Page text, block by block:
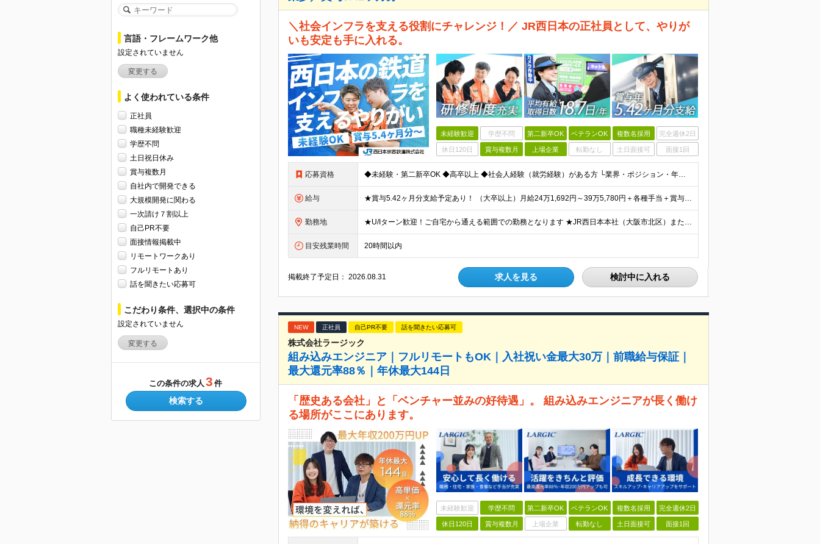
言語・フレームワーク他
設定されていません
変更する
よく使われている条件
正社員
職種未経験歓迎
学歴不問
土日祝日休み
賞与複数月
自社内で開発できる
大規模開発に関わる
一次請け７割以上
自己PR不要
面接情報掲載中
リモートワークあり
フルリモートあり
話を聞きたい応募可
こだわり条件、選択中の条件
設定されていません
変更する
この条件の求人 3 件
検索する
＼社会インフラを支える役割にチャレンジ！／ JR西日本の正社員として、やりが
いも安定も手に入れる。
未経験歓迎 学歴不問 第二新卒OK ベテランOK 複数名採用 完全週休2日
休日120日 賞与複数月 上場企業 転勤なし 土日面接可 面接1回
応募資格 ◆未経験・第二新卒OK ◆高卒以上 ◆社会人経験（就労経験）がある方 └業界・ポジション・年数不問 〈20～30代の社員が多数活躍中！〉 若手からベテランまで、さまざまな方が在籍。 前職経験を活かし
給与 ★賞与5.42ヶ月分支給予定あり！ （大卒以上）月給24万1,692円～39万5,780円＋各種手当＋賞与2回 （高卒以上）月給22万2,662円～39万5,780円＋各種手当＋賞与2回 ※上記は
勤務地 ★U/Iターン歓迎！ご自宅から通える範囲での勤務となります ★JR西日本本社（大阪市北区）または、当社事業エリア内（北陸から北九州まで）の各支社で勤務 ※関西に本社あり※ 〈近畿エリア〉 三重県（
目安残業時間 20時間以内
掲載終了予定日：2026.08.31 求人を見る 検討中に入れる
NEW 正社員 自己PR不要 話を聞きたい応募可
株式会社ラージック
組み込みエンジニア｜フルリモートもOK｜入社祝い金最大30万｜前職給与保証｜
最大還元率88％｜年休最大144日
「歴史ある会社」と「ベンチャー並みの好待遇」。 組み込みエンジニアが長く働け
る場所がここにあります。
未経験歓迎 学歴不問 第二新卒OK ベテランOK 複数名採用 完全週休2日
休日120日 賞与複数月 上場企業 転勤なし 土日面接可 面接1回